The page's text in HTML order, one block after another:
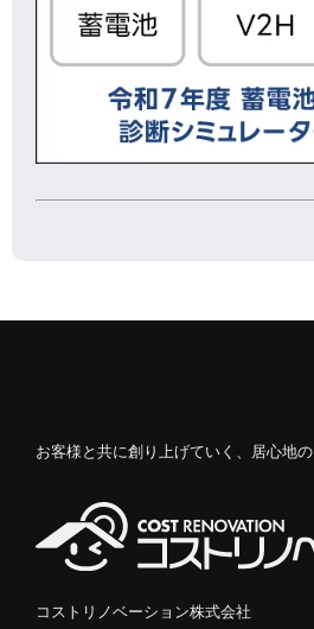
お客様と共に創り上げていく、居心地
コストリノベーション株式会社